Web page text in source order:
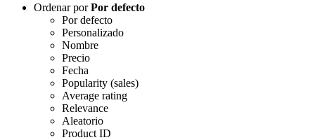
Ordenar porPor defecto
Por defecto
Personalizado
Nombre
Precio
Fecha
Popularity (sales)
Average rating
Relevance
Aleatorio
Product ID